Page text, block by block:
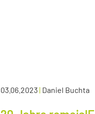
03.06.2023| Daniel Buchta